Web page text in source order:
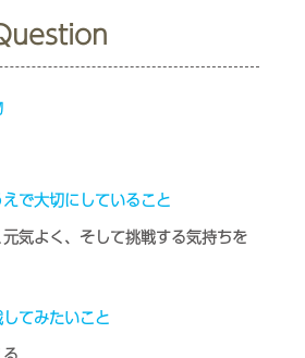
で大切にしていること
気よく、そして挑戦する気持ちを
てみたいこと